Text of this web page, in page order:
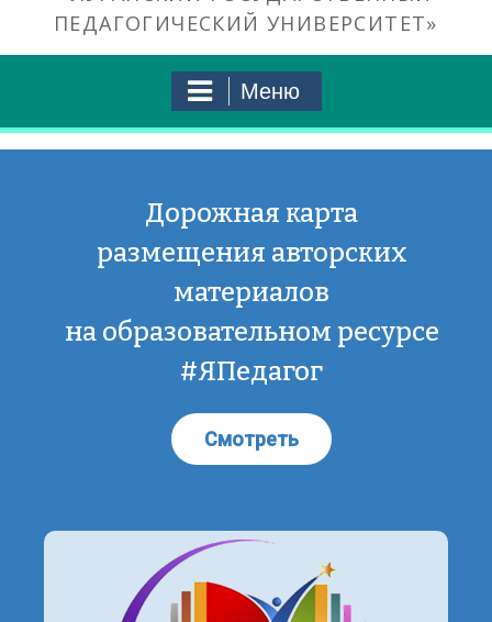
ПЕДАГОГИЧЕСКИЙ УНИВЕРСИТЕТ»
Меню
Дорожная карта
размещения авторских
материалов
на образовательном ресурсе
#ЯПедагог
Смотреть